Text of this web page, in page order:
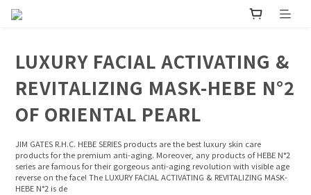
LUXURY FACIAL ACTIVATING &
REVITALIZING MASK-HEBE N°2
OF ORIENTAL PEARL
JIM GATES R.H.C. HEBE SERIES products are the best luxury skin care
products for the premium anti-aging. Moreover, any products of HEBE N°2
series are famous for their gorgeous anti-aging revolution with visible age
reverse on the face! The LUXURY FACIAL ACTIVATING & REVITALIZING MASK-
HEBE N°2 is de